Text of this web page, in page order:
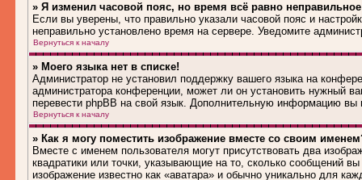
» Я изменил часовой пояс, но время всё равно
Если вы уверены, что правильно указали часовой пояс и
неправильно установлено время на сервере. Уведомите
Вернуться к началу
» Моего языка нет в списке!
Администратор не установил поддержку вашего языка на
администратора конференции, может ли он установить нужный
перевести phpBB на свой язык. Дополнительную информацию вы
Вернуться к началу
» Как я могу поместить изображение вместе со своим
Вместе с именем пользователя могут присутствовать два
квадратики или точки, указывающие на то, сколько сообщений
изображение известно как «аватара» и обычно уникально для